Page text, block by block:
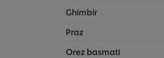
Ghimbir
Praz
Orez basmati